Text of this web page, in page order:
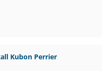
Kubon Perrier